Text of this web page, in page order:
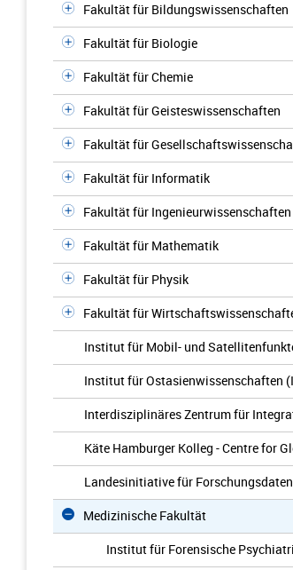
Fakultät für Bildungswissenschaften
Fakultät für Biologie
Fakultät für Chemie
Fakultät für Geisteswissenschaften
Fakultät für
Fakultät für Informatik
Fakultät für Ingenieurwissenschaften
Fakultät für Mathematik
Fakultät für Physik
Fakultät für
Institut für Mobil- und
Institut für Ostasienwissenschaften
Interdisziplinäres Zentrum für
Käte Hamburger Kolleg - Centre for
Landesinitiative für
Medizinische Fakultät
Institut für Forensische